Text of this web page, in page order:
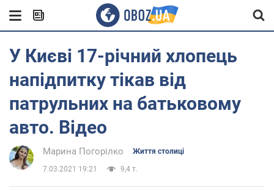
У Києві 17-річний хлопець
напідпитку тікав від
патрульних на батьковому
авто. Відео
Марина Погорілко Життя столиці
7.03.2021 19:21 9,4 т.